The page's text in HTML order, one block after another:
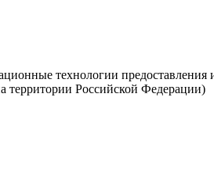
технологии предоставления
территории Российской Федерации)